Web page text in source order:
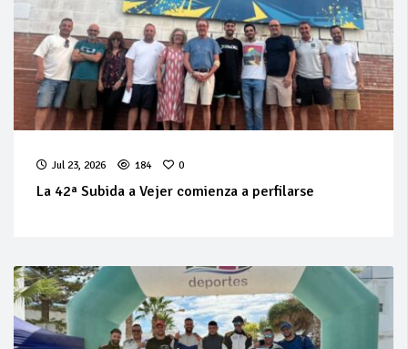
Jul 23, 2026 184 0
La 42ª Subida a Vejer comienza a perfilarse